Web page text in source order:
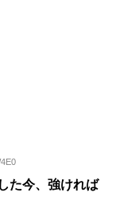
た今、強ければ